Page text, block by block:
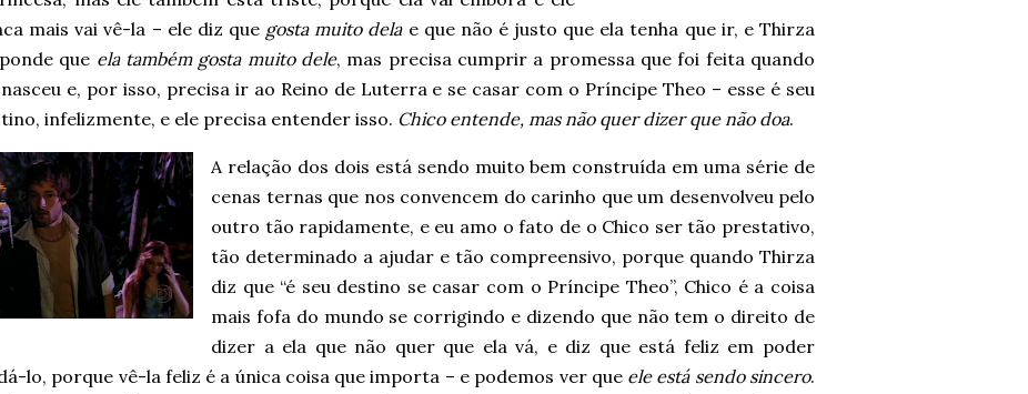
mais vai vê-la – ele diz que gosta muito delae que não é justo que ela tenha que ir, e Thirza
que ela também gosta muito dele, mas precisa cumprir a promessa que foi feita quando
e, por isso, precisa ir ao Reino de Luterra e se casar com o Príncipe Theo – esse é seu
infelizmente, e ele precisa entender isso. Chico entende, mas não quer dizer que não doa.
A relação dos dois está sendo muito bem construída em uma série de
cenas ternas que nos convencem do carinho que um desenvolveu pelo
outro tão rapidamente, e eu amo o fato de o Chico ser tão prestativo,
tão determinado a ajudar e tão compreensivo, porque quando Thirza
diz que “é seu destino se casar com o Príncipe Theo”, Chico é a coisa
mais fofa do mundo se corrigindo e dizendo que não tem o direito de
dizer a ela que não quer que ela vá, e diz que está feliz em poder
lo, porque vê-la feliz é a única coisa que importa – e podemos ver que ele está sendo sincero.